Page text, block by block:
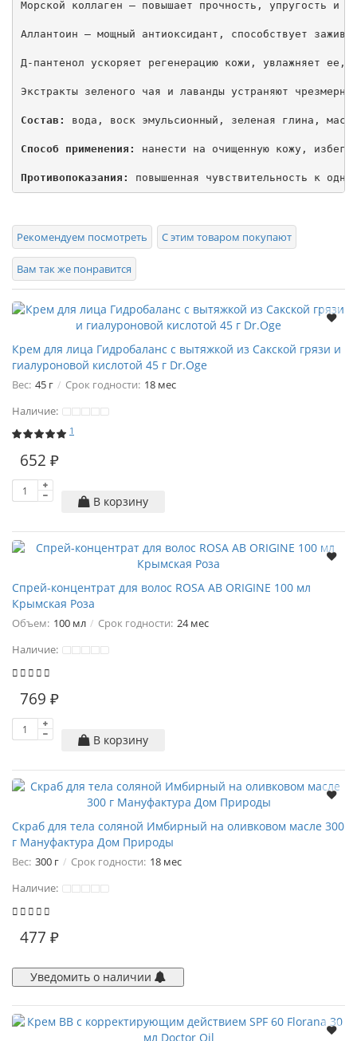
Морской коллаген – повышает прочность, упругость и
Аллантоин – мощный антиоксидант, способствует
Д-пантенол ускоряет регенерацию кожи, увлажняет ее,
Экстракты зеленого чая и лаванды устраняют
Состав: вода, воск эмульсионный, зеленая глина,
Способ применения: нанести на очищенную кожу,
Противопоказания: повышенная чувствительность к
Рекомендуем посмотреть С этим товаром покупают
Вам так же понравится
Крем для лица Гидробаланс с вытяжкой из Сакской грязи и
гиалуроновой кислотой 45 г Dr.Oge
Вес: 45 г Срок годности: 18 мес
Наличие:
1
652 ₽
В корзину
Спрей-концентрат для волос ROSA AB ORIGINE 100 мл
Крымская Роза
Объем: 100 мл Срок годности: 24 мес
Наличие:
769 ₽
В корзину
Скраб для тела соляной Имбирный на оливковом масле 300
г Мануфактура Дом Природы
Вес: 300 г Срок годности: 18 мес
Наличие:
477 ₽
Уведомить о наличии